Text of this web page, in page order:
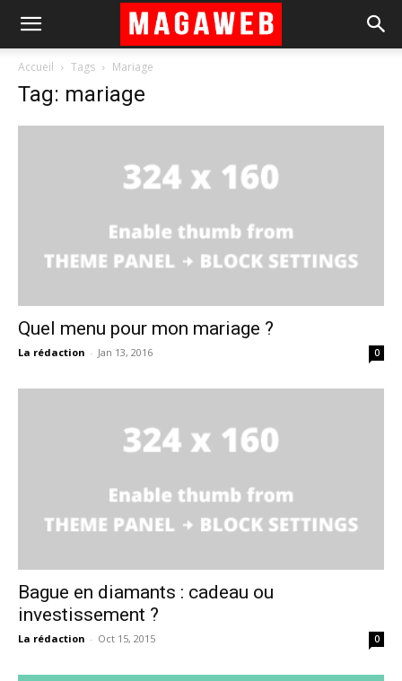
Accueil Tags Mariage
Tag: mariage
Quel menu pour mon mariage ?
La rédaction - Jan 13, 2016 0
Bague en diamants : cadeau ou
investissement ?
La rédaction - Oct 15, 2015 0